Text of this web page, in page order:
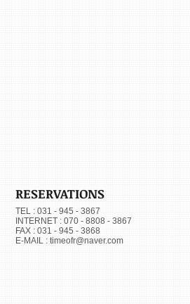
RESERVATIONS
TEL : 031 - 945 - 3867
INTERNET : 070 - 8808 - 3867
FAX : 031 - 945 - 3868
E-MAIL : timeofr@naver.com